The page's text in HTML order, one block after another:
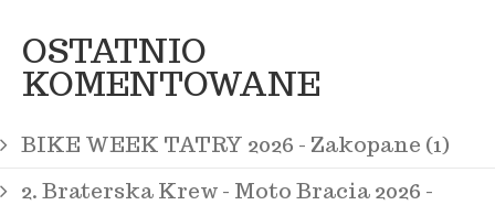
OSTATNIO
KOMENTOWANE
BIKE WEEK TATRY 2026 - Zakopane (1)
2. Braterska Krew - Moto Bracia 2026 -